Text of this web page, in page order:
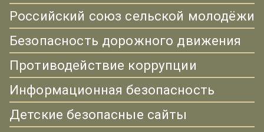
Российский союз сельской молодёжи
Безопасность дорожного движения
Противодействие коррупции
Информационная безопасность
Детские безопасные сайты